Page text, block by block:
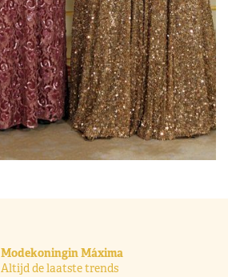
Modekoningin Máxima
Altijd de laatste trends